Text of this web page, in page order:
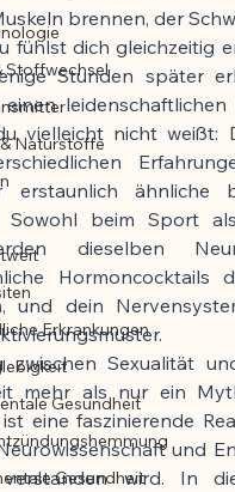
mit
redaktionell
Autor
Stoffwechsel
Naturstoffe
Erkrankungen
Gesundheit
Gesundheit
brennen, der
fühlst dich gleichzeitig
Stunden später
einen
vielleicht nicht weißt:
erstaunlich ähnliche
Sowohl beim Sport
dieselben
Hormoncocktails
und dein
zwischen Sexualität
mehr als nur ein
eine faszinierende
und
wird. In